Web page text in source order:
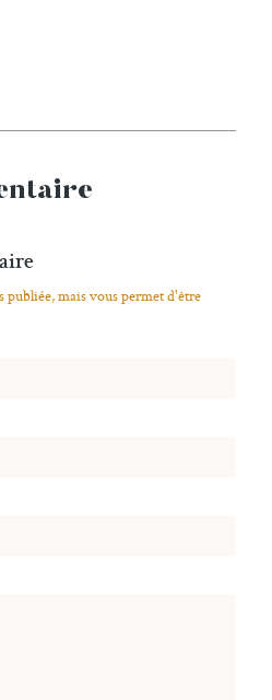
publiée, mais vous permet d'être